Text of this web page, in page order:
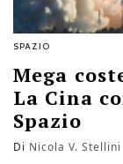
SPAZIO
Mega
La Cina
Spazio
Di Nicola V. Stellini